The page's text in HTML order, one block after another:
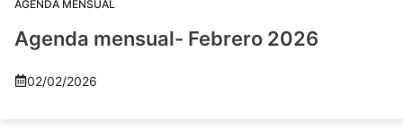
AGENDA MENSUAL
Agenda mensual- Febrero 2026
02/02/2026